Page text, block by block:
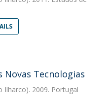
Tecnologias
Ilharco). 2009. Portugal